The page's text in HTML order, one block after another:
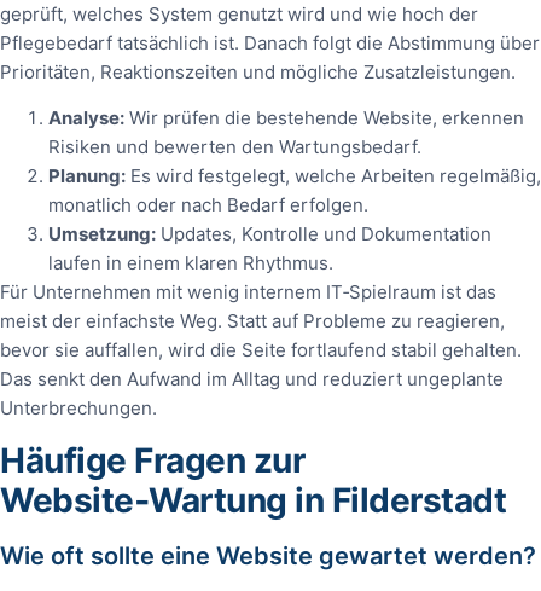
geprüft, welches System genutzt wird und wie hoch der
Pflegebedarf tatsächlich ist. Danach folgt die Abstimmung über
Prioritäten, Reaktionszeiten und mögliche Zusatzleistungen.
Analyse: Wir prüfen die bestehende Website, erkennen
Risiken und bewerten den Wartungsbedarf.
Planung: Es wird festgelegt, welche Arbeiten regelmäßig,
monatlich oder nach Bedarf erfolgen.
Umsetzung: Updates, Kontrolle und Dokumentation
laufen in einem klaren Rhythmus.
Für Unternehmen mit wenig internem IT‑Spielraum ist das
meist der einfachste Weg. Statt auf Probleme zu reagieren,
bevor sie auffallen, wird die Seite fortlaufend stabil gehalten.
Das senkt den Aufwand im Alltag und reduziert ungeplante
Unterbrechungen.
Häufige Fragen zur
Website‑Wartung in Filderstadt
Wie oft sollte eine Website gewartet werden?